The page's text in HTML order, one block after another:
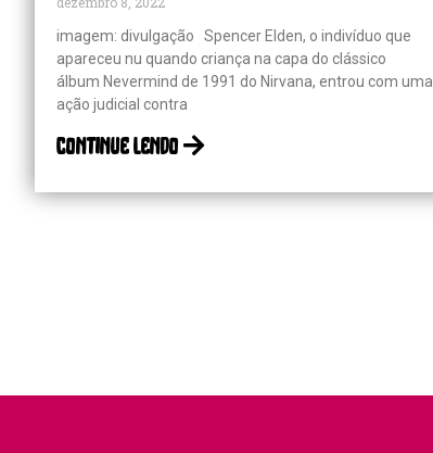
imagem: divulgação Spencer Elden, o indivíduo que
apareceu nu quando criança na capa do clássico
álbum Nevermind de 1991 do Nirvana, entrou com uma
ação judicial contra
continue lendo